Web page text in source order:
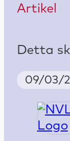
Artikel
Detta
Publish
09/03/